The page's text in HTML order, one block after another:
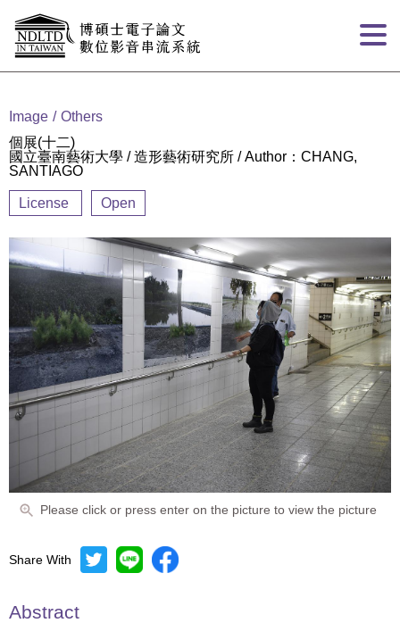
Image
Others
個展(十二)
國立臺南藝術大學 / 造形藝術研究所 / Author：CHANG,
SANTIAGO
License Open
Please click or press enter on the picture to view the picture
Share With
Abstract